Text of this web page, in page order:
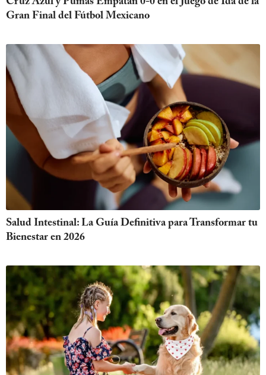
Gran Final del Fútbol Mexicano
Salud Intestinal: La Guía Definitiva para Transformar tu
Bienestar en 2026